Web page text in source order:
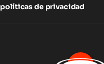
políticas de privacidad